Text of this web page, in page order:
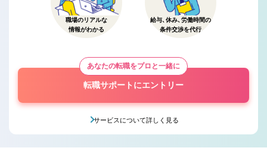
職場のリアルな
情報がわかる
給与、休み、労働時間の
条件交渉を代行
あなたの転職をプロと一緒に
転職サポートにエントリー
サービスについて詳しく見る